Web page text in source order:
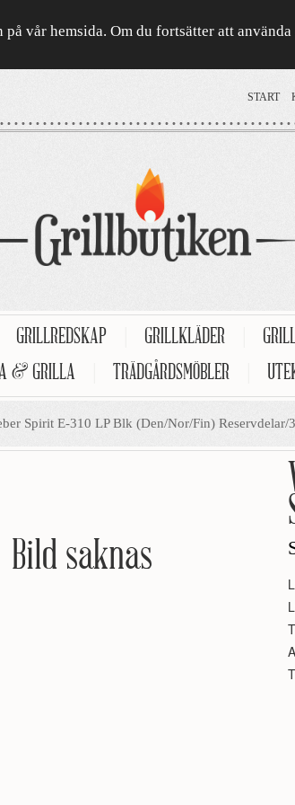
vår hemsida. Om du fortsätter att
START
GRILLREDSKAP GRILLKLÄDER
& GRILLA TRÄDGÅRDSMÖBLER
Spirit E-310 LP Blk (Den/Nor/Fin) Reservdelar/
Bild saknas